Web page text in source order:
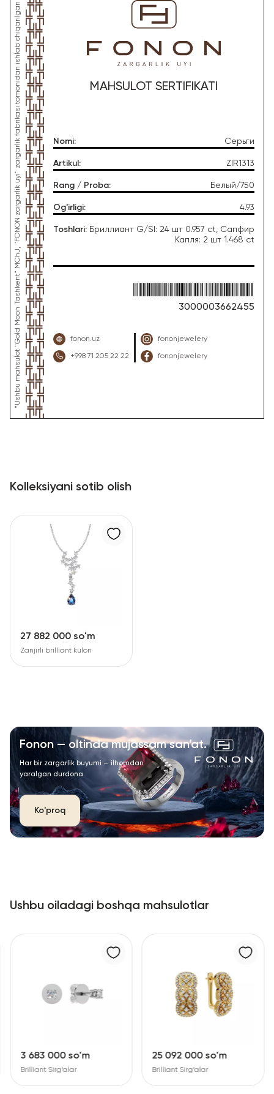
*Ushbu mahsulot "Gold Moon Tashkent" MChJ, "FONON zargarlik uyi" zargarlik fabrikasi tomonidan ishlab chiqarilgan MAHSULOT SERTIFIKATI
Nomi: Серьги
Artikul : ZIR1313
Rang / Proba: Белый/750
Og'irligi: 4.93
Toshlari: Бриллиант G/SI: 24 шт 0.957 ct, Сапфир
Капля: 2 шт 1.468 ct
3000003662455
fonon.uz
+998 71 205 22 22
fononjewelery
fononjewelery
Kolleksiyani sotib olish
27 882 000 so'm
Zanjirli brilliant kulon
Fonon — oltinda mujassam san’at.
Har bir zargarlik buyumi — ilhomdan
yaralgan durdona.
Ko'proq
Ushbu oiladagi boshqa mahsulotlar
3 683 000 so'm
Brilliant Sirg‘alar
25 092 000 so'm
Brilliant Sirg‘alar